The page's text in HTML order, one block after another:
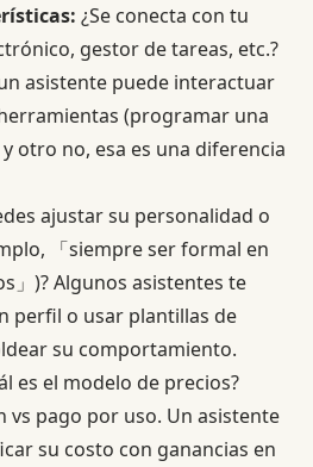
¿Se conecta con tu
gestor de tareas, etc.?
asistente puede interactuar
(programar una
otro no, esa es una diferencia
ajustar su personalidad o
「siempre ser formal en
」)? Algunos asistentes te
perfil o usar plantillas de
su comportamiento.
es el modelo de precios?
vs pago por uso. Un asistente
su costo con ganancias en